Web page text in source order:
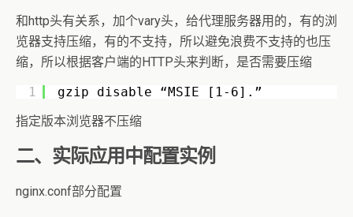
和http头有关系，加个vary头，给代理服务器用的，有的浏
览器支持压缩，有的不支持，所以避免浪费不支持的也压
缩，所以根据客户端的HTTP头来判断，是否需要压缩
1
gzip_disable “MSIE [1-6].”
指定版本浏览器不压缩
二、实际应用中配置实例
nginx.conf部分配置